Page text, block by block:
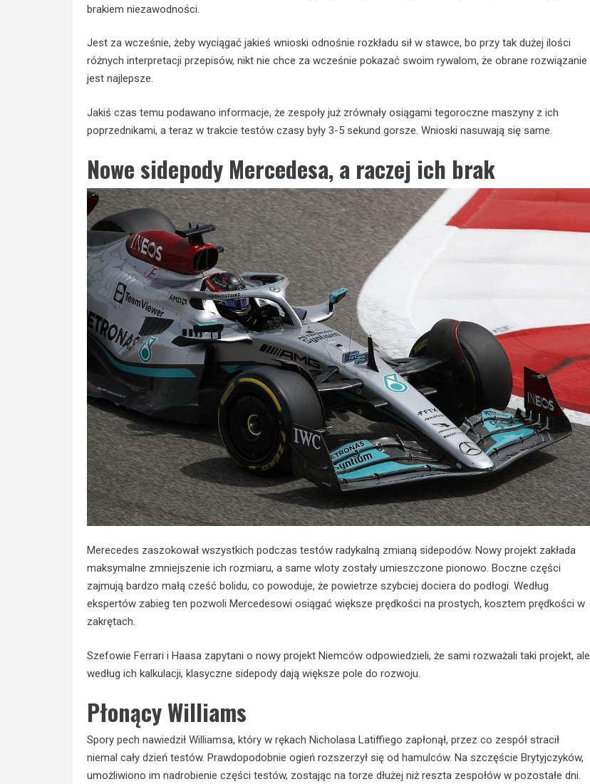
brakiem niezawodności.
Jest za wcześnie, żeby wyciągać jakieś wnioski odnośnie rozkładu sił w stawce, bo przy tak dużej ilości
różnych interpretacji przepisów, nikt nie chce za wcześnie pokazać swoim rywalom, że obrane rozwiązanie
jest najlepsze.
Jakiś czas temu podawano informacje, że zespoły już zrównały osiągami tegoroczne maszyny z ich
poprzednikami, a teraz w trakcie testów czasy były 3-5 sekund gorsze. Wnioski nasuwają się same.
Nowe sidepody Mercedesa, a raczej ich brak
Merecedes zaszokował wszystkich podczas testów radykalną zmianą sidepodów. Nowy projekt zakłada
maksymalne zmniejszenie ich rozmiaru, a same wloty zostały umieszczone pionowo. Boczne części
zajmują bardzo małą cześć bolidu, co powoduje, że powietrze szybciej dociera do podłogi. Według
ekspertów zabieg ten pozwoli Mercedesowi osiągać większe prędkości na prostych, kosztem prędkości w
zakrętach.
Szefowie Ferrari i Haasa zapytani o nowy projekt Niemców odpowiedzieli, że sami rozważali taki projekt, ale
według ich kalkulacji, klasyczne sidepody dają większe pole do rozwoju.
Płonący Williams
Spory pech nawiedził Williamsa, który w rękach Nicholasa Latiffiego zapłonął, przez co zespół stracił
niemal cały dzień testów. Prawdopodobnie ogień rozszerzył się od hamulców. Na szczęście Brytyjczyków,
umożliwiono im nadrobienie części testów, zostając na torze dłużej niż reszta zespołów w pozostałe dni.